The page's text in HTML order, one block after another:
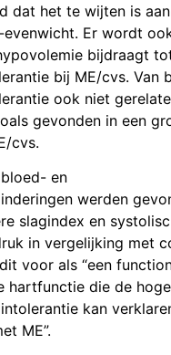
dat het te wijten is
evenwicht. Er wordt
bijdraagt
bij ME/cvs. Van
ook niet
gevonden in een
cvs.
en
werden
slagindex en
in vergelijking met
voor als “een
hartfunctie die de
kan
ME”.